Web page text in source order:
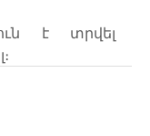
է տրվել